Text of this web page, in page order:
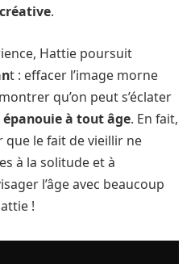
.
Hattie poursuit
t : effacer l’image morne
qu’on peut s’éclater
à tout âge. En fait,
que le fait de vieillir ne
à la solitude et à
l’âge avec beaucoup
!